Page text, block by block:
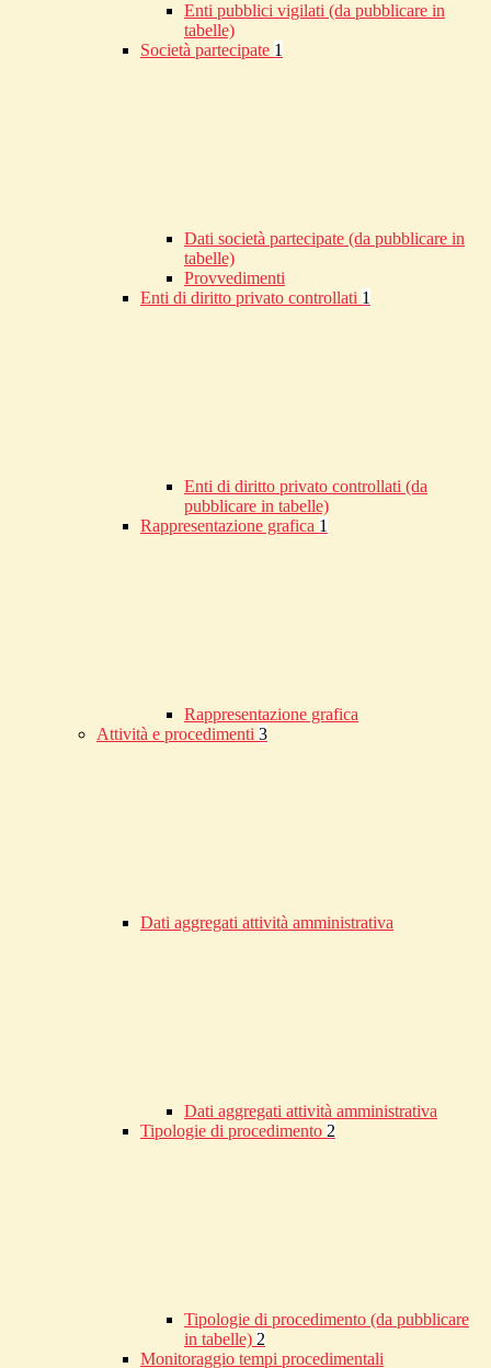
Enti pubblici vigilati (da pubblicare in
tabelle)
Società partecipate 1
Dati società partecipate (da pubblicare in
tabelle)
Provvedimenti
Enti di diritto privato controllati 1
Enti di diritto privato controllati (da
pubblicare in tabelle)
Rappresentazione grafica 1
Rappresentazione grafica
Attività e procedimenti 3
Dati aggregati attività amministrativa
Dati aggregati attività amministrativa
Tipologie di procedimento 2
Tipologie di procedimento (da pubblicare
in tabelle) 2
Monitoraggio tempi procedimentali